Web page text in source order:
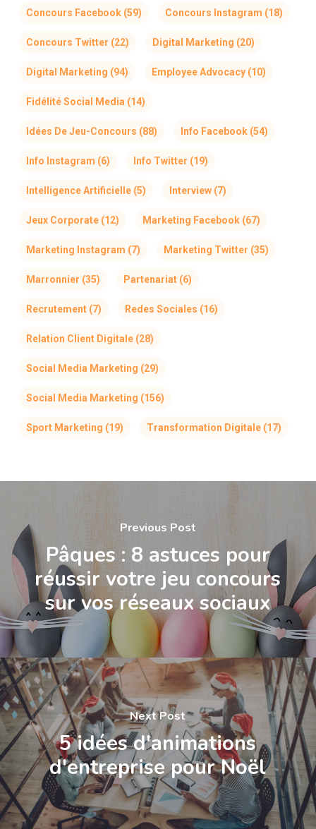
Concours Facebook(59) Concours Instagram (18)
Concours Twitter (22) Digital Marketing (20)
Digital Marketing (94) Employee Advocacy(10)
Fidélité Social Media (14)
Idées De Jeu-Concours (88) Info Facebook(54)
Info Instagram (6) Info Twitter (19)
Intelligence Artificielle(5) Interview(7)
Jeux Corporate(12) Marketing Facebook(67)
Marketing Instagram (7) Marketing Twitter (35)
Marronnier (35) Partenariat(6)
Recrutement(7) Redes Sociales (16)
Relation Client Digitale(28)
Social Media Marketing (29)
Social Media Marketing (156)
Sport Marketing (19) Transformation Digitale(17)
Previous Post
Pâques : 8 astuces pour
réussir votre jeu concours
sur vos réseaux sociaux
Next Post
5 idées d'animations
d'entreprise pour Noël